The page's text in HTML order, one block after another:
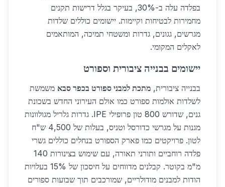
בפלדה עלה ב-30%, בעיקר בגלל דרישות תקנים
מחמירות לבטיחות וקיימות. יישומים כוללים שלדות
מגרשים, גגונים, גדרות ומשטחי תמיכה, המותאמים
לאקלים המקומי.
יישומים בבנייה ציבורית וספורט
בבנייה ציבורית, מתכת למבני ספורט בכפר סבא משמשת
לשלדות אולמות ספורט כמו אולם העירוני החדש בשכונת
גנים, שדורש 800 טון פרופילי IPE. גדרות גלריל מגולוונות
מגנות על מגרשי כדורסל וטניס, בעלות של 4,500 ש"ח
לטון. פרויקטים כמו פארק הספורט בנחלים כוללים גשרי
פלדה רוחביים ותורני תאורה, עם שימוש בצינורות 140
מ"מ בקוטר. קבלנים מדווחים על חיסכון של 15% בעלויות
הודות למבנים מודולריים, שמורכבים תוך שבועות ספורים